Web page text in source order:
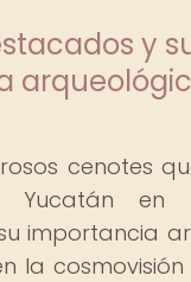
y
cenotes
Yucatán en
importancia
la cosmovisión